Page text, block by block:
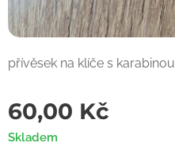
přívěsek na klíče s karabinou
60,00 Kč
Skladem